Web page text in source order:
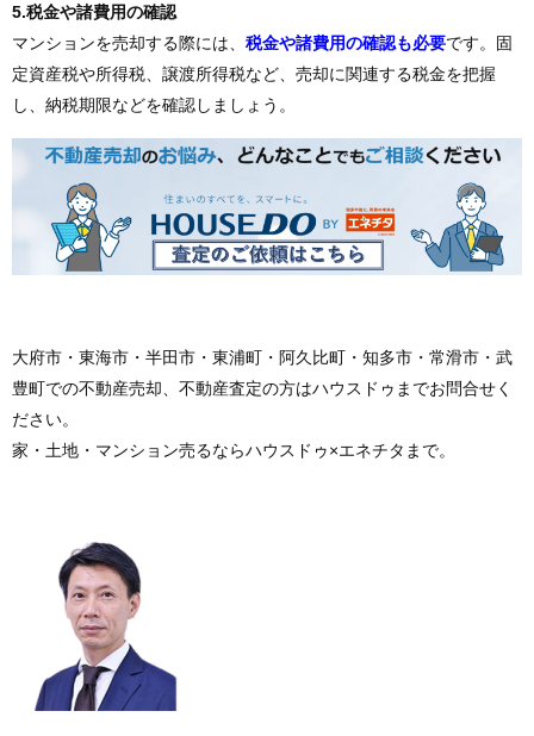
5.税金や諸費用の確認
マンションを売却する際には、 税金や諸費用の確認も必要です。固
定資産税や所得税、譲渡所得税など、売却に関連する税金を把握
し、納税期限などを確認しましょう。
大府市・東海市・半田市・東浦町・阿久比町・知多市・常滑市・武
豊町での不動産売却、不動産査定の方はハウスドゥまでお問合せく
ださい。
家・土地・マンション売るならハウスドゥ×エネチタまで。